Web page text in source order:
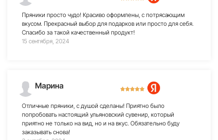
Пряники просто чудо! Красиво оформлены, с потрясающим
вкусом. Прекрасный выбор для подарков или просто для себя.
Спасибо за такой качественный продукт!
15 сентября, 2024
Марина
Отличные пряники, с душой сделаны! Приятно было
попробовать настоящий ульяновский сувенир, который
приятно не только на вид, но и на вкус. Обязательно буду
заказывать снова!